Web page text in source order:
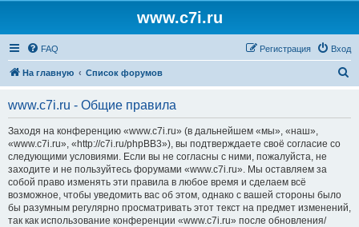
www.c7i.ru
FAQ Вход
Регистрация
На главную Список форумов
www.c7i.ru - Общие правила
Заходя на конференцию «www.c7i.ru» (в дальнейшем «мы», «наш»,
«www.c7i.ru», «http://c7i.ru/phpBB3»), вы подтверждаете своё согласие со
следующими условиями. Если вы не согласны с ними, пожалуйста, не
заходите и не пользуйтесь форумами «www.c7i.ru». Мы оставляем за
собой право изменять эти правила в любое время и сделаем всё
возможное, чтобы уведомить вас об этом, однако с вашей стороны было
бы разумным регулярно просматривать этот текст на предмет изменений,
так как использование конференции «www.c7i.ru» после обновления/